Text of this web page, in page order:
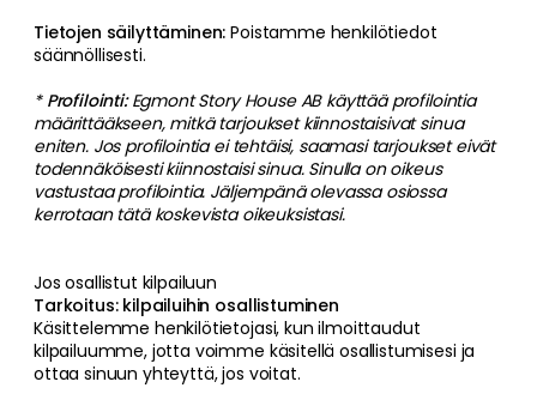
Tietojen säilyttäminen: Poistamme henkilötiedot
säännöllisesti.
* Profilointi:Egmont Story House AB käyttää profilointia
määrittääkseen, mitkä tarjoukset kiinnostaisivat sinua
eniten. Jos profilointia ei tehtäisi, saamasi tarjoukset eivät
todennäköisesti kiinnostaisi sinua. Sinulla on oikeus
vastustaa profilointia. Jäljempänä olevassa osiossa
kerrotaan tätä koskevista oikeuksistasi.
Jos osallistut kilpailuun
Tarkoitus: kilpailuihin osallistuminen
Käsittelemme henkilötietojasi, kun ilmoittaudut
kilpailuumme, jotta voimme käsitellä osallistumisesi ja
ottaa sinuun yhteyttä, jos voitat.